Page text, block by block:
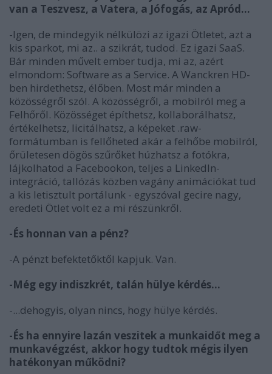
van a Teszvesz, a Vatera, a Jófogás, az Apród...
-Igen, de mindegyik nélkülözi az igazi Ötletet, azt a
kis sparkot, mi az.. a szikrát, tudod. Ez igazi SaaS.
Bár minden művelt ember tudja, mi az, azért
elmondom: Software as a Service. A Wanckren HD-
ben hirdethetsz, élőben. Most már minden a
közösségről szól. A közösségről, a mobilról meg a
Felhőről. Közösséget építhetsz, kollaborálhatsz,
értékelhetsz, licitálhatsz, a képeket .raw-
formátumban is fellőheted akár a felhőbe mobilról,
őrületesen dögös szűrőket húzhatsz a fotókra,
lájkolhatod a Facebookon, teljes a LinkedIn-
integráció, tallózás közben vagány animációkat tud
a kis letisztult portálunk - egyszóval gecire nagy,
eredeti Ötlet volt ez a mi részünkről.
-És honnan van a pénz?
-A pénzt befektetőktől kapjuk. Van.
-Még egy indiszkrét, talán hülye kérdés...
-...dehogyis, olyan nincs, hogy hülye kérdés.
-És ha ennyire lazán veszitek a munkaidőt meg a
munkavégzést, akkor hogy tudtok mégis ilyen
hatékonyan működni?